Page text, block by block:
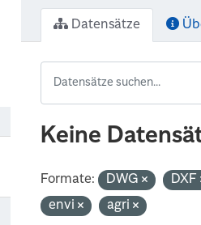
Datensätze
Keine
Formate: DWG DXF
envi
agri